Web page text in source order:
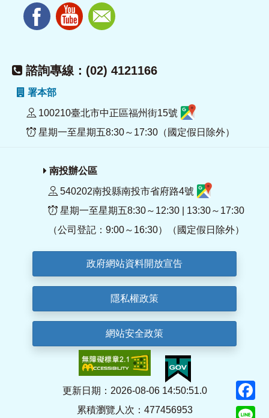
諮詢專線：(02) 4121166
署本部
100210臺北市中正區福州街15號
星期一至星期五8:30～17:30（國定假日除外）
南投辦公區
540202南投縣南投市省府路4號
星期一至星期五8:30～12:30 | 13:30～17:30
（公司登記：9:00～16:30）（國定假日除外）
政府網站資料開放宣告
隱私權政策
網站安全政策
更新日期：2026-08-06 14:50:51.0
累積瀏覽人次：477456953